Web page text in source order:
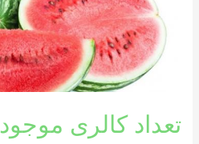
تعداد کالری
هندوانه